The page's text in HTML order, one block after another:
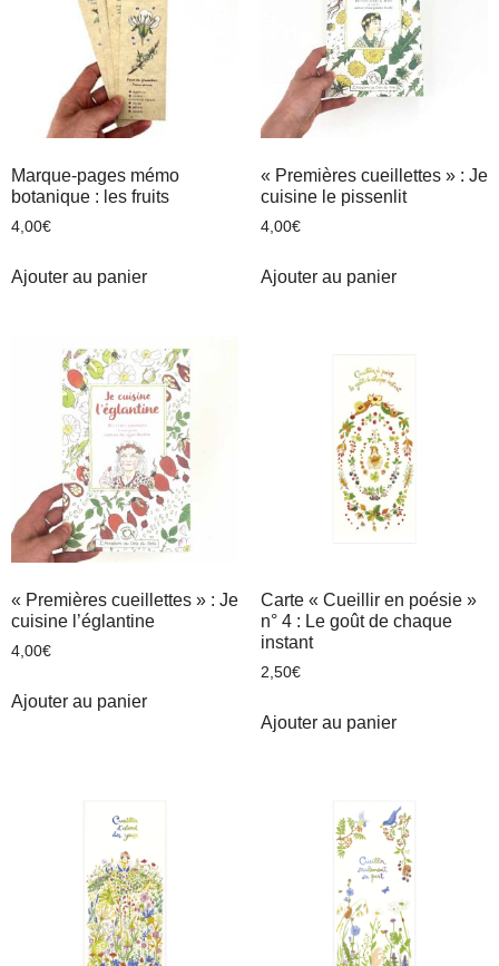
Marque-pages mémo
botanique : les fruits
4,00€
Ajouter au panier
« Premières cueillettes » : Je
cuisine le pissenlit
4,00€
Ajouter au panier
« Premières cueillettes » : Je
cuisine l’églantine
4,00€
Ajouter au panier
Carte « Cueillir en poésie »
n° 4 : Le goût de chaque
instant
2,50€
Ajouter au panier